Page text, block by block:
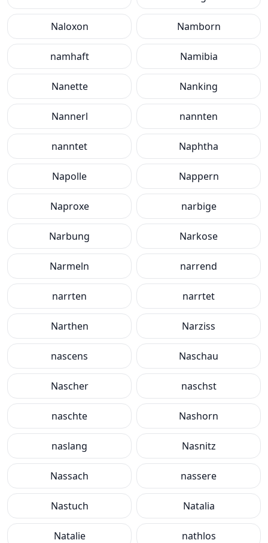
Naloxon Namborn
namhaft Namibia
Nanette Nanking
Nannerl nannten
nanntet Naphtha
Napolle Nappern
Naproxe narbige
Narbung Narkose
Narmeln narrend
narrten narrtet
Narthen Narziss
nascens Naschau
Nascher naschst
naschte Nashorn
naslang Nasnitz
Nassach nassere
Nastuch Natalia
Natalie nathlos